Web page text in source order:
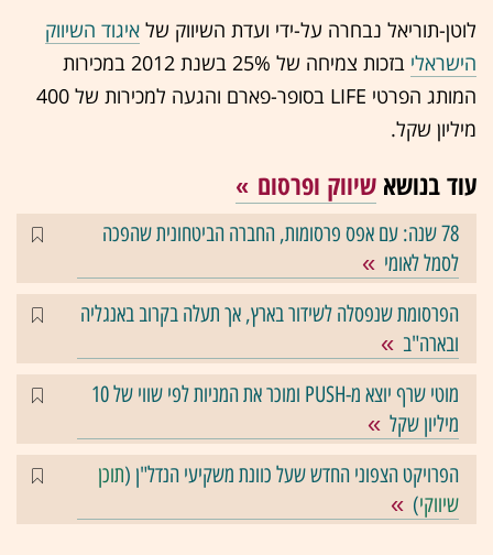
לוטן-תוריאל נבחרה על-ידי ועדת השיווק של איגוד השיווק
הישראלי
בזכות צמיחה של 25% בשנת 2012 במכירות
המותג הפרטי LIFE בסופר-פארם והגעה למכירות של 400
מיליון שקל.
עוד בנושא שיווק ופרסום
78 שנה: עם אפס פרסומות, החברה הביטחונית שהפכה
לסמל לאומי
הפרסומת שנפסלה לשידור בארץ, אך תעלה בקרוב באנגליה
ובארה"ב
מוטי שרף יוצא מ-PUSH ומוכר את המניות לפי שווי של 10
מיליון שקל
הפרויקט הצפוני החדש שעל כוונת משקיעי הנדל"ן (תוכן
שיווקי)